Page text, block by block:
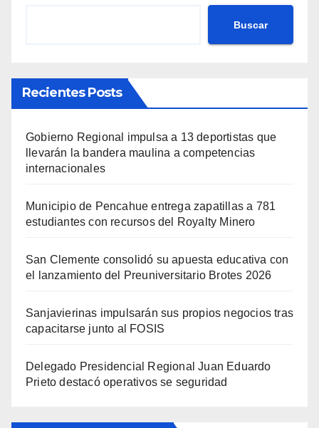
Buscar
Recientes Posts
Gobierno Regional impulsa a 13 deportistas que
llevarán la bandera maulina a competencias
internacionales
Municipio de Pencahue entrega zapatillas a 781
estudiantes con recursos del Royalty Minero
San Clemente consolidó su apuesta educativa con
el lanzamiento del Preuniversitario Brotes 2026
Sanjavierinas impulsarán sus propios negocios tras
capacitarse junto al FOSIS
Delegado Presidencial Regional Juan Eduardo
Prieto destacó operativos se seguridad